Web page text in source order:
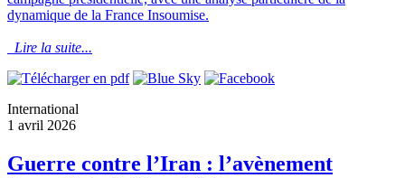
dynamique de la France Insoumise.
Lire la suite...
International
1 avril 2026
Guerre contre l’Iran : l’avènement